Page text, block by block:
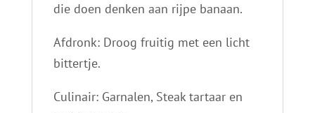
die doen denken aan rijpe banaan.
Afdronk: Droog fruitig met een licht
bittertje.
Culinair: Garnalen, Steak tartaar en